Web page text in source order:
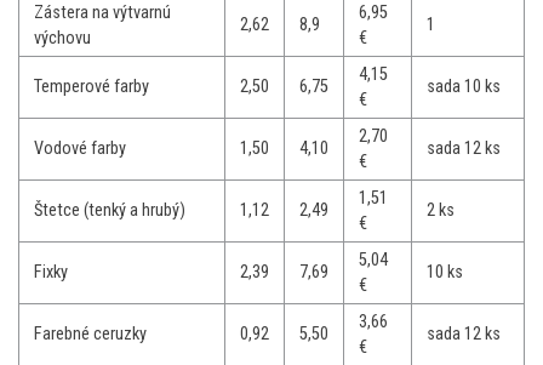
Zástera na výtvarnú
výchovu
2,62 8,9
6,95
€
1
Temperové farby 2,50 6,75
4,15
€
sada 10 ks
Vodové farby 1,50 4,10
2,70
€
sada 12 ks
Štetce (tenký a hrubý) 1,12 2,49
1,51
€
2 ks
Fixky 2,39 7,69
5,04
€
10 ks
Farebné ceruzky 0,92 5,50
3,66
€
sada 12 ks